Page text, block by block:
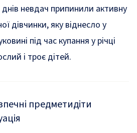
невдач припинили активну
дівчинки, яку віднесло у
під час купання у річці
і троє дітей.
предметидіти